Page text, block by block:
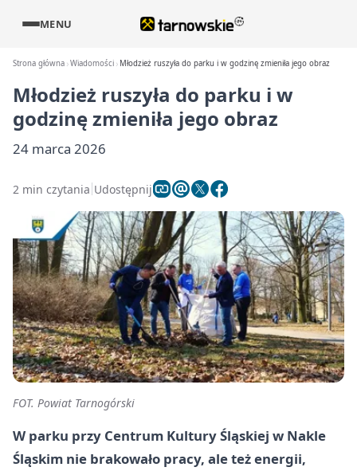
MENU
Strona główna Wiadomości Młodzież ruszyła do parku i w godzinę zmieniła jego obraz
Młodzież ruszyła do parku i w
godzinę zmieniła jego obraz
24 marca 2026
2 min czytania Udostępnij
FOT. Powiat Tarnogórski
W parku przy Centrum Kultury Śląskiej w Nakle
Śląskim nie brakowało pracy, ale też energii,